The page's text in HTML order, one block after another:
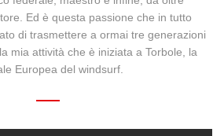
Ed è questa passione che in tutto
di trasmettere a ormai tre generazioni
mia attività che è iniziata a Torbole, la
Europea del windsurf.